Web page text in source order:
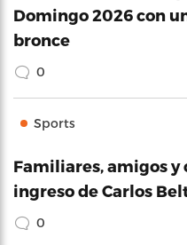
Domingo 2026 con
bronce
0
Sports
Familiares, amigos y
ingreso de Carlos
0